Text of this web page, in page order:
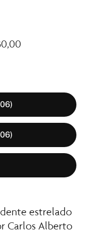
estrelado
Carlos Alberto